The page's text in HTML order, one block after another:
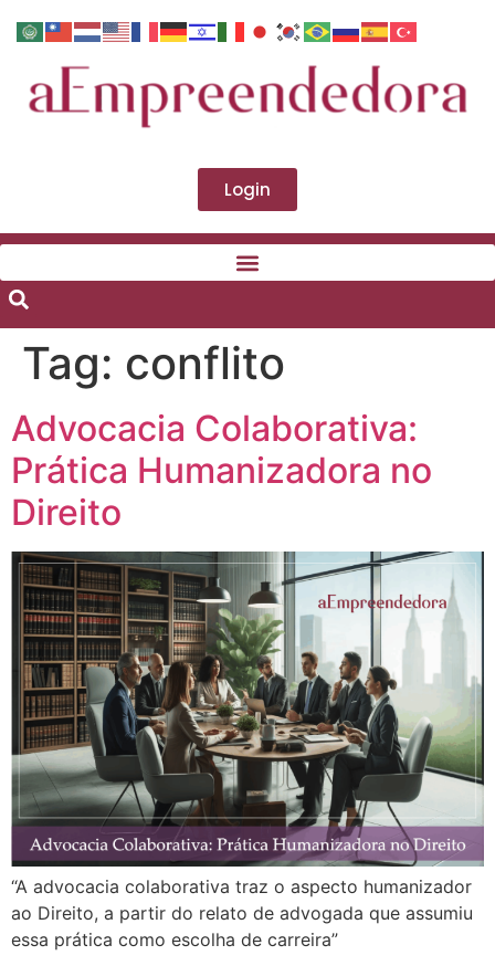
Login
Tag: conflito
Advocacia Colaborativa:
Prática Humanizadora no
Direito
“A advocacia colaborativa traz o aspecto humanizador
ao Direito, a partir do relato de advogada que assumiu
essa prática como escolha de carreira”